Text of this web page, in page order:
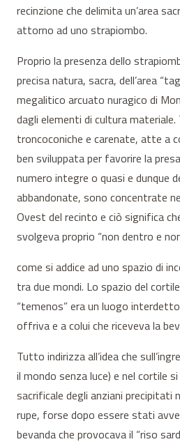
recinzione che delimita un’area
attorno ad uno strapiombo.
Proprio la presenza dello
precisa natura, sacra, dell’area
megalitico arcuato nuragico di
dagli elementi di cultura
troncoconiche e carenate, atte a
ben sviluppata per favorire la
numero integre o quasi e dunque
abbandonate, sono concentrate
Ovest del recinto e ciò significa
svolgeva proprio “non dentro e
come si addice ad uno spazio di
tra due mondi. Lo spazio del
“temenos” era un luogo
offriva e a colui che riceveva la
Tutto indirizza all’idea che
il mondo senza luce) e nel cortile
sacrificale degli anziani precipitati
rupe, forse dopo essere stati
bevanda che provocava il “riso